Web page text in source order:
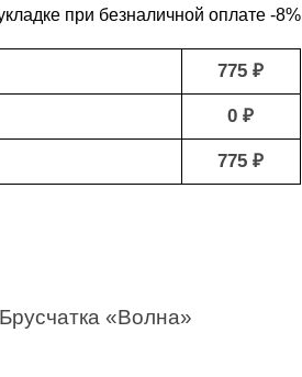
при безналичной оплате -8%
775 ₽
0 ₽
775 ₽
Брусчатка «Волна»